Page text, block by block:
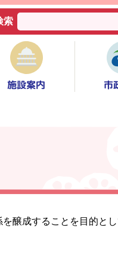
索
施設案内 市
醸成することを目的とし